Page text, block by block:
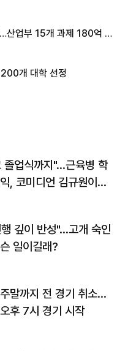
산업부 15개 과제 180억 지
개 대학 선정
졸업식까지"…근육병 학
, 코미디언 김규원이었
깊이 반성"…고개 숙인
일이길래?
말까지 전 경기 취소…
후 7시 경기 시작